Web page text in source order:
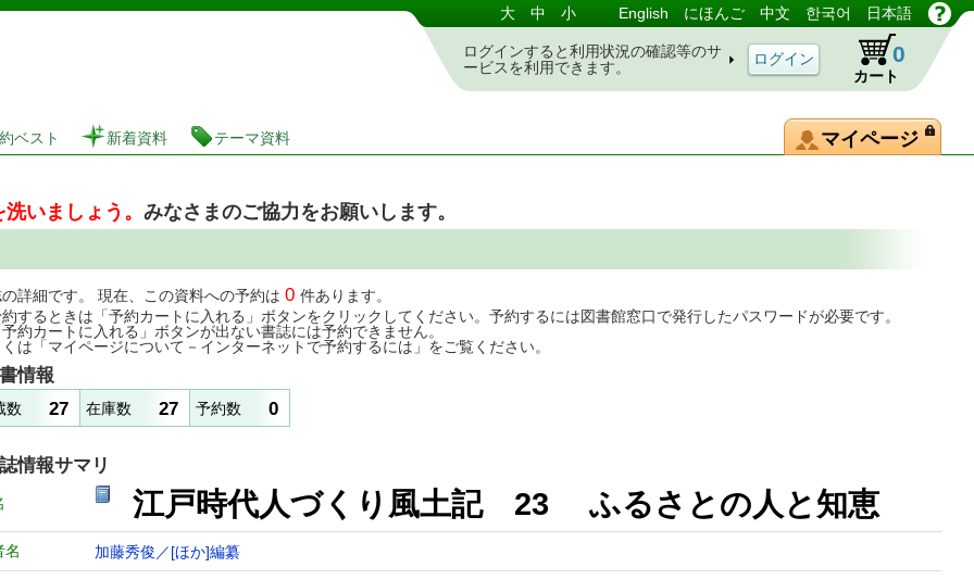
図書館 蔵書検索・予約システム 大 中 小 English にほんご 中文 한국어 日本語
ログインすると利用状況の確認等のサ
ービスを利用できます。
カート
0
ベスト 新着資料 テーマ資料 マイページ
いましょう。 みなさまのご協力をお願いします。
詳細です。 現在、この資料への予約は 0 件あります。
約するときは「予約カートに入れる」ボタンをクリックしてください。予約するには図書館窓口で発行したパスワードが必要です。
予約カートに入れる」ボタンが出ない書誌には予約できません。
は「マイページについて－インターネットで予約するには」をご覧ください。
情報
数 27 在庫数 27 予約数 0
情報サマリ
江戸時代人づくり風土記 23 ふるさとの人と知恵
名 加藤秀俊／[ほか]編纂